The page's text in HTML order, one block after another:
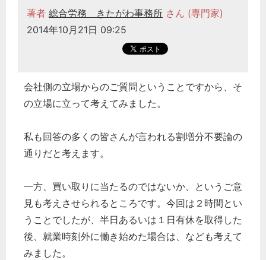
著者 総合労務 きたがわ事務所 さん (専門家)
2014年10月21日 09:25
会社側の立場からのご質問ということですから、そ
の立場に立って考えてみました。
私も回答の多くの皆さんが言われる割増分不要論の
通りだと考えます。
一方、買い取りに当たるのではないか、というご意
見も考えさせられるところです。今回は２時間とい
うことでしたが、半日あるいは１日有休を取得した
後、就業時刻外に働き始めた場合は、なども考えて
みました。